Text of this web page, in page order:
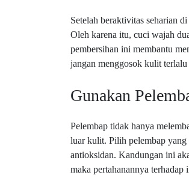
Setelah beraktivitas seharian
Oleh karena itu, cuci wajah
pembersihan ini membantu
jangan menggosok kulit terlalu
Gunakan
Pelembap tidak hanya
luar kulit. Pilih pelembap yang
antioksidan. Kandungan ini
maka pertahanannya terhadap